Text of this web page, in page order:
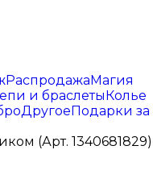
РаспродажаМагия
и браслетыКолье
ДругоеПодарки за
(Арт. 1340681829)